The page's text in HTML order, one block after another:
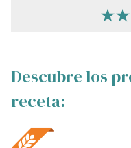
Descubre los
receta: